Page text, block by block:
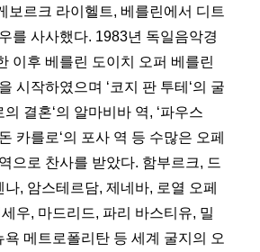
보르크 라이헬트, 베를린에서 디트
를 사사했다. 1983년 독일음악경
이후 베를린 도이치 오퍼 베를린
시작하였으며 ‘코지 판 투테‘의 굴
의 결혼‘의 알마비바 역, ‘파우스
카를로‘의 포사 역 등 수많은 오페
으로 찬사를 받았다. 함부르크, 드
, 암스테르담, 제네바, 로열 오페
우, 마드리드, 파리 바스티유, 밀
욕 메트로폴리탄 등 세계 굴지의 오